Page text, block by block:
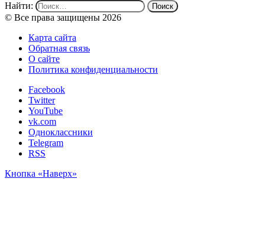
Найти:
© Все права защищены 2026
Карта сайта
Обратная связь
О сайте
Политика конфиденциальности
Facebook
Twitter
YouTube
vk.com
Одноклассники
Telegram
RSS
Кнопка «Наверх»